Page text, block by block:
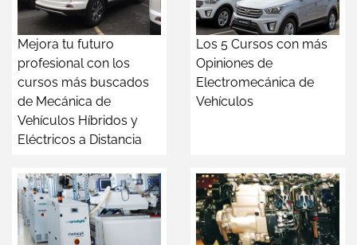
Mejora tu futuro
profesional con los
cursos más buscados
de Mecánica de
Vehículos Híbridos y
Eléctricos a Distancia
Los 5 Cursos con más
Opiniones de
Electromecánica de
Vehículos